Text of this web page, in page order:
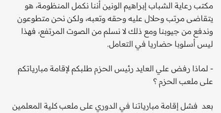
مكتب رعاية الشباب إبراهيم الونين أننا نكمل المنظومة، هو
يتقاضى مرتب وحلال عليه وحقه وتعبه، ولكن نحن متطوعون
وندفع من جيوبنا ومع ذلك لا نسلم من الصوت المرتفع، فهذا
ليس أسلوبا حضاريا في التعامل.
- لماذا رفض علي العايد رئيس الحزم طلبكم لإقامة مبارياتكم
على ملعب الحزم ؟
بعد فشل إقامة مبارياتنا في الدوري على ملعب كلية المعلمين